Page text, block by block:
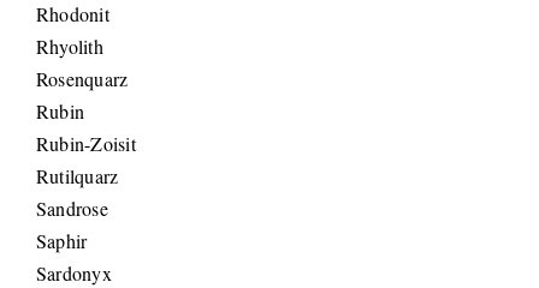
Rhodonit
Rhyolith
Rosenquarz
Rubin
Rubin-Zoisit
Rutilquarz
Sandrose
Saphir
Sardonyx